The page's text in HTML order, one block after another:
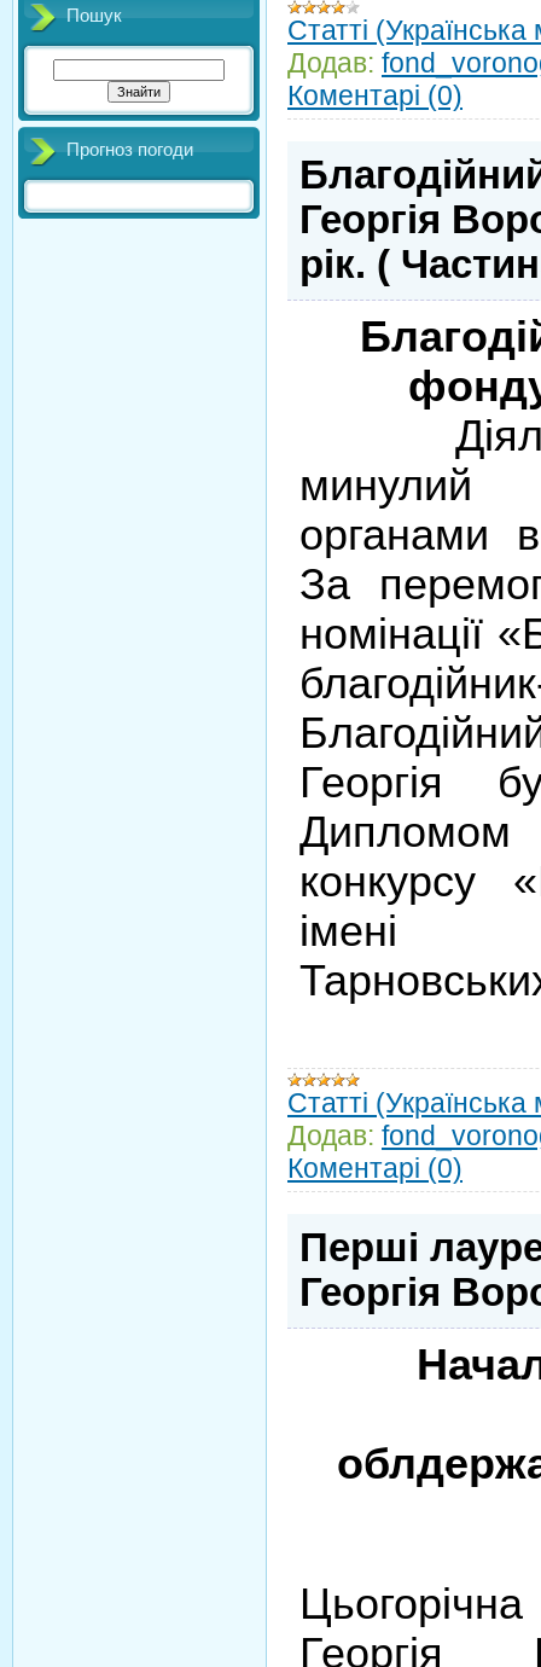
Пошук
Прогноз погоди
Статті
Додав:
Коментарі (0)
Георгія
рік. (
минулий
органами
За
номінації
Георгія
конкурсу
імені
Статті
Додав:
Коментарі (0)
Перші
Георгія
Георгія